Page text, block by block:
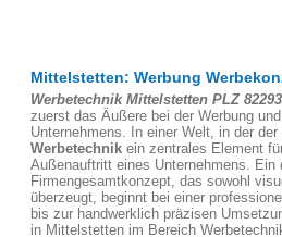
Mittelstetten: Werbung
Werbetechnik Mittelstetten PLZ 82293
zuerst das Äußere bei der Werbung
Unternehmens. In einer Welt, in der
Werbetechnik ein zentrales Element
Außenauftritt eines Unternehmens. Ein
Firmengesamtkonzept, das sowohl
überzeugt, beginnt bei einer
bis zur handwerklich präzisen
in Mittelstetten im Bereich